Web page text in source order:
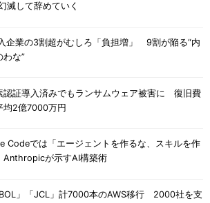
滅して辞めていく
企業の3割超がむしろ「負担増」 9割が陥る“内
わな”
認証導入済みでもランサムウェア被害に 復旧費
均2億7000万円
Codeでは「エージェントを作るな、スキルを作
が示すAI構築術
」「JCL」計7000本のAWS移行 2000社を支